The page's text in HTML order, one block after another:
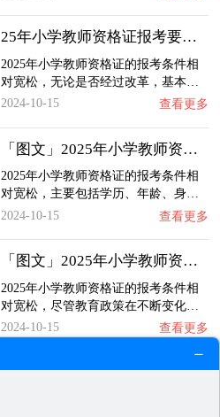
25年小学教师资格证报考要什么条件？
2025年小学教师资格证的报考条件相
对宽松，无论是否经过改革，基本…
2024-10-15
查看更多
「图文」2025年小学教师资格证最低学历要求？…
2025年小学教师资格证的报考条件相
对宽松，主要包括学历、年龄、身…
2024-10-15
查看更多
「图文」2025年小学教师资格证要什么学历才能…
2025年小学教师资格证的报考条件相
对宽松，尽管教育政策在不断变化…
2024-10-15
查看更多
「答疑」2025年小学教师资格证报名条件有哪些…